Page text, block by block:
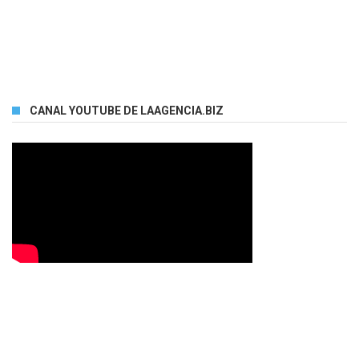
CANAL YOUTUBE DE LAAGENCIA.BIZ